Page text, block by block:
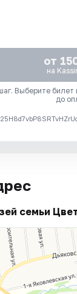
от
на
Выберите
до
семьи